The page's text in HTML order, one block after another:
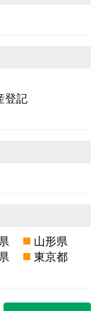
登記
山形県
東京都